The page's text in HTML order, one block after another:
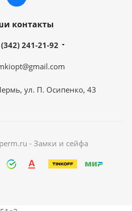
контакты
241-21-92
ул. П. Осипенко, 43
- Замки и сейфа